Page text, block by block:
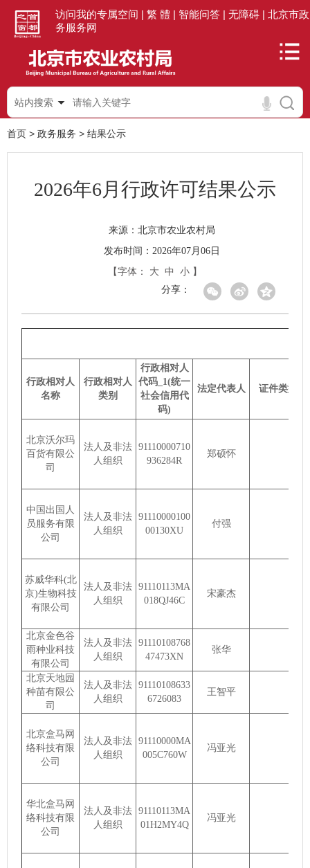
访问我的专属空间 | 繁 體 | 智能问答 | 无障碍 | 北京市政
务服务网
站内搜索
首页 > 政务服务 > 结果公示
2026年6月行政许可结果公示
来源： 北京市农业农村局
发布时间：2026年07月06日
【字体：
大 中 小 】
分享：
行政相对人
名称
行政相对人
类别
行政相对人
代码_1(统一
社会信用代
码)
法定代表人 证件类型
北京沃尔玛
百货有限公
司
法人及非法
人组织
91110000710
936284R
郑硕怀
中国出国人
员服务有限
公司
法人及非法
人组织
91110000100
00130XU
付强
苏威华科(北
京)生物科技
有限公司
法人及非法
人组织
91110113MA
018QJ46C
宋豪杰
北京金色谷
雨种业科技
有限公司
法人及非法
人组织
91110108768
47473XN
张华
北京天地园
种苗有限公
司
法人及非法
人组织
91110108633
6726083
王智平
北京盒马网
络科技有限
公司
法人及非法
人组织
91110000MA
005C760W
冯亚光
华北盒马网
络科技有限
公司
法人及非法
人组织
91110113MA
01H2MY4Q
冯亚光